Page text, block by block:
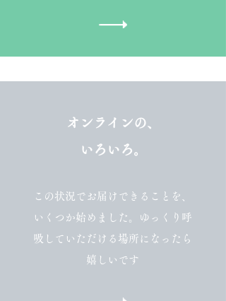
​オンラインの、
いろいろ。
​この状況でお届けできることを、
いくつか始めました。ゆっくり呼
吸していただける場所になったら
嬉しいです